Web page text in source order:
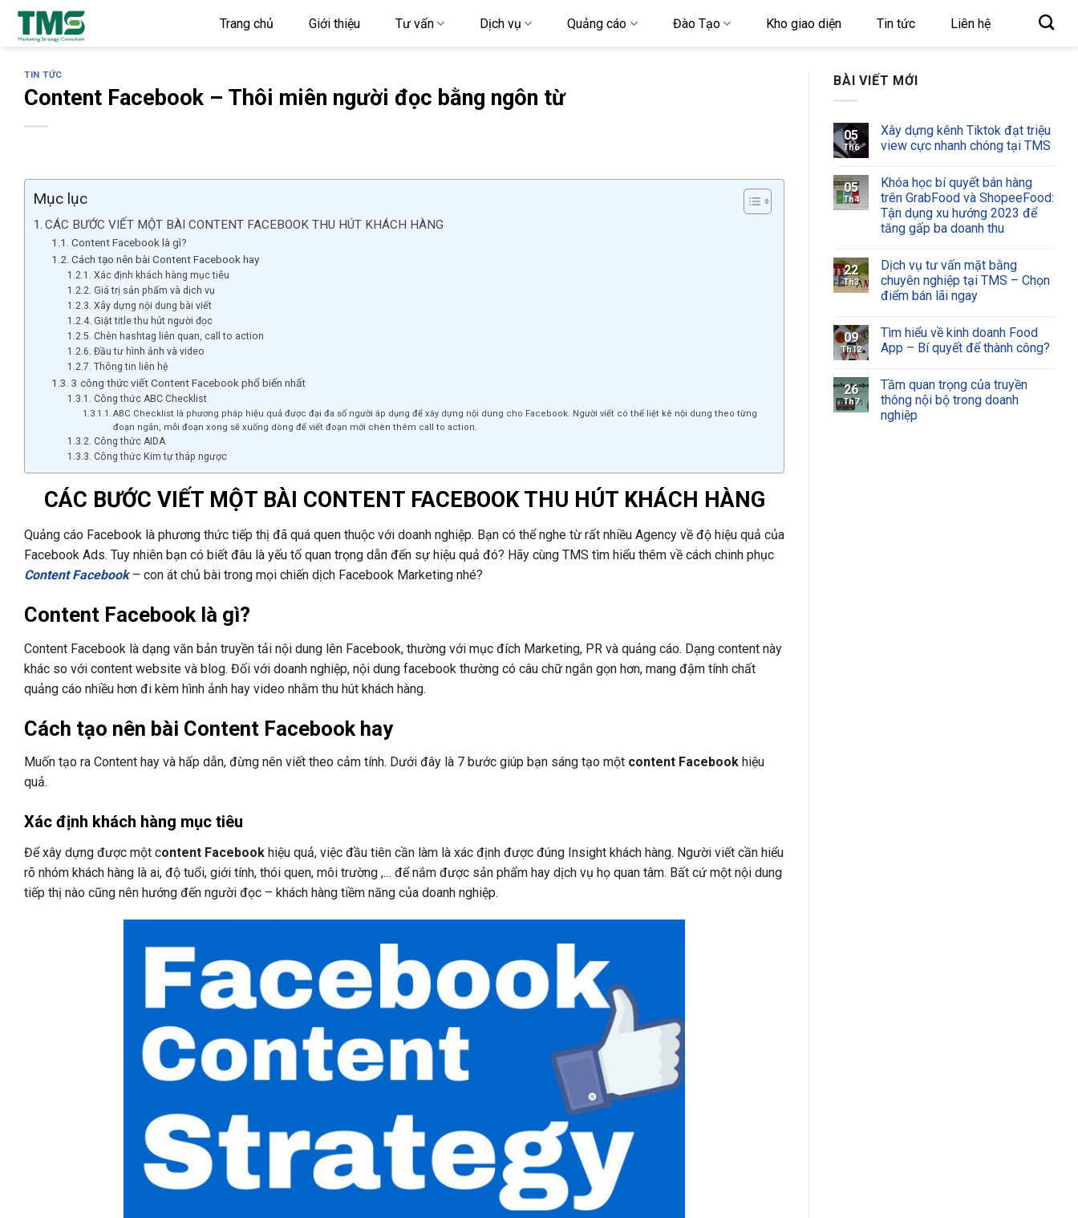
Skip
Trang chủ Giới thiệu Tư vấn Dịch vụ Quảng cáo Đào Tạo Kho giao diện Tin tức Liên hệ
TIN TỨC
Content Facebook – Thôi miên người đọc bằng ngôn từ
Mục lục
CÁC BƯỚC VIẾT MỘT BÀI CONTENT FACEBOOK THU HÚT KHÁCH HÀNG
Content Facebook là gì?
Cách tạo nên bài Content Facebook hay
Xác định khách hàng mục tiêu
Giá trị sản phẩm và dịch vụ
Xây dựng nội dung bài viết
Giật title thu hút người đọc
Chèn hashtag liên quan, call to action
Đầu tư hình ảnh và video
Thông tin liên hệ
3 công thức viết Content Facebook phổ biến nhất
Công thức ABC Checklist
ABC Checklist là phương pháp hiệu quả được đại đa số người áp dụng để xây dựng nội dung cho Facebook. Người viết có thể liệt kê nội dung theo từng
đoạn ngắn, mỗi đoạn xong sẽ xuống dòng để viết đoạn mới chèn thêm call to action.
Công thức AIDA
Công thức Kim tự tháp ngược
CÁC BƯỚC VIẾT MỘT BÀI CONTENT FACEBOOKTHU HÚT KHÁCH HÀNG
Quảng cáo Facebook là phương thức tiếp thị đã quá quen thuộc với doanh nghiệp. Bạn có thể nghe từ rất nhiều Agency về độ hiệu quả của
Facebook Ads. Tuy nhiên bạn có biết đâu là yếu tố quan trọng dẫn đến sự hiệu quả đó? Hãy cùng TMS tìm hiểu thêm về cách chinh phục
Content Facebook– con át chủ bài trong mọi chiến dịch Facebook Marketing nhé?
Content Facebook là gì?
Content Facebook là dạng văn bản truyền tải nội dung lên Facebook, thường với mục đích Marketing, PR và quảng cáo. Dạng content này
khác so với content website và blog. Đối với doanh nghiệp, nội dung facebook thường có câu chữ ngắn gọn hơn, mang đậm tính chất
quảng cáo nhiều hơn đi kèm hình ảnh hay video nhằm thu hút khách hàng.
Cách tạo nên bài Content Facebook hay
Muốn tạo ra Content hay và hấp dẫn, đừng nên viết theo cảm tính. Dưới đây là 7 bước giúp bạn sáng tạo một content Facebook hiệu
quả.
Xác định khách hàng mục tiêu
Để xây dựng được một content Facebook hiệu quả, việc đầu tiên cần làm là xác định được đúng Insight khách hàng. Người viết cần hiểu
rõ nhóm khách hàng là ai, độ tuổi, giới tính, thói quen, môi trường ,… để nắm được sản phẩm hay dịch vụ họ quan tâm. Bất cứ một nội dung
tiếp thị nào cũng nên hướng đến người đọc – khách hàng tiềm năng của doanh nghiệp.
BÀI VIẾT MỚI
05
Th6
Xây dựng kênh Tiktok đạt triệu
view cực nhanh chóng tại TMS
05
Th4
Khóa học bí quyết bán hàng
trên GrabFood và ShopeeFood:
Tận dụng xu hướng 2023 để
tăng gấp ba doanh thu
22
Th3
Dịch vụ tư vấn mặt bằng
chuyên nghiệp tại TMS – Chọn
điểm bán lãi ngay
09
Th12
Tìm hiểu về kinh doanh Food
App – Bí quyết để thành công?
26
Th7
Tầm quan trọng của truyền
thông nội bộ trong doanh
nghiệp